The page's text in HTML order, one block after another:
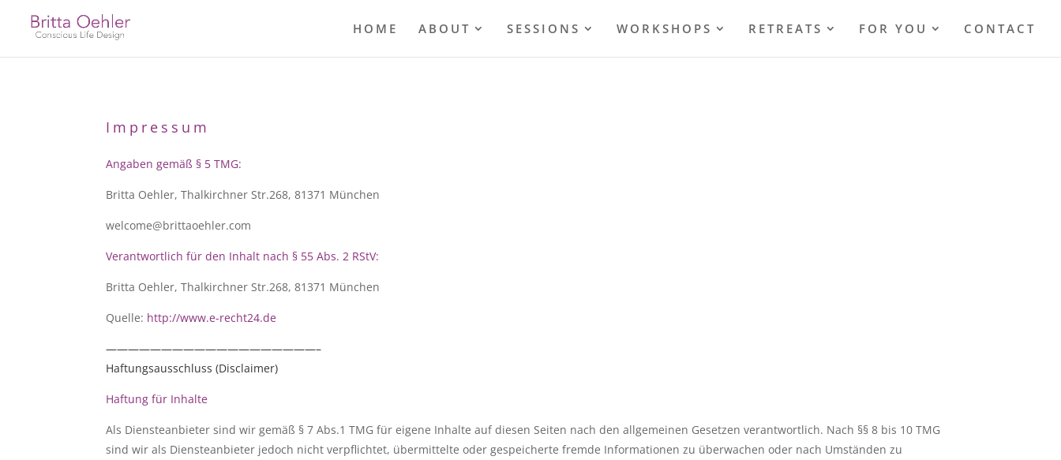
HOME ABOUT SESSIONS WORKSHOPS RETREATS FOR YOU CONTACT
Impressum
Angaben gemäß § 5 TMG:
Britta Oehler, Thalkirchner Str.268, 81371 München
welcome@brittaoehler.com
Verantwortlich für den Inhalt nach § 55 Abs. 2 RStV:
Britta Oehler, Thalkirchner Str.268, 81371 München
Quelle: http://www.e-recht24.de
———————————————————–
Haftungsausschluss (Disclaimer)
Haftung für Inhalte
Als Diensteanbieter sind wir gemäß § 7 Abs.1 TMG für eigene Inhalte auf diesen Seiten nach den allgemeinen Gesetzen verantwortlich. Nach §§ 8 bis 10 TMG
sind wir als Diensteanbieter jedoch nicht verpflichtet, übermittelte oder gespeicherte fremde Informationen zu überwachen oder nach Umständen zu